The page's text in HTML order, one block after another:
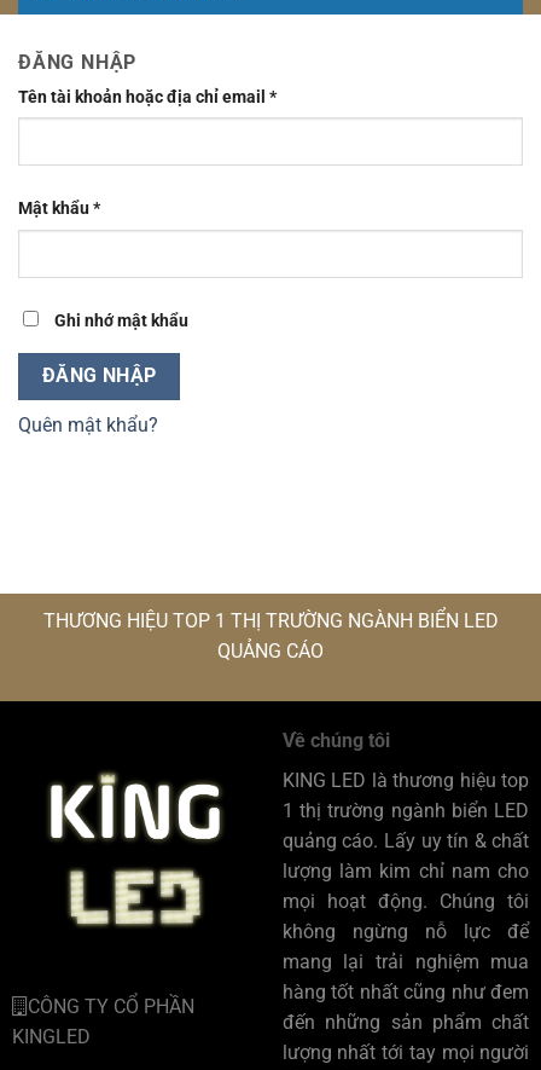
ĐĂNG NHẬP
Tên tài khoản hoặc địa chỉ email *
Mật khẩu*
Ghi nhớ mật khẩu
ĐĂNG NHẬP
Quên mật khẩu?
THƯƠNG HIỆU TOP 1 THỊ TRƯỜNG NGÀNH BIỂN LED
QUẢNG CÁO
CÔNG TY CỔ PHẦN
KINGLED
Về chúng tôi
KING LED là thương hiệu top
1 thị trường ngành biển LED
quảng cáo. Lấy uy tín & chất
lượng làm kim chỉ nam cho
mọi hoạt động. Chúng tôi
không ngừng nỗ lực để
mang lại trải nghiệm mua
hàng tốt nhất cũng như đem
đến những sản phẩm chất
lượng nhất tới tay mọi người